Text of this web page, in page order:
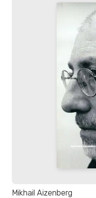
Mikhail Aizenberg